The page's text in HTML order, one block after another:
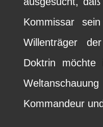
Kommissar
Willenträger
Doktrin
Kommandeur